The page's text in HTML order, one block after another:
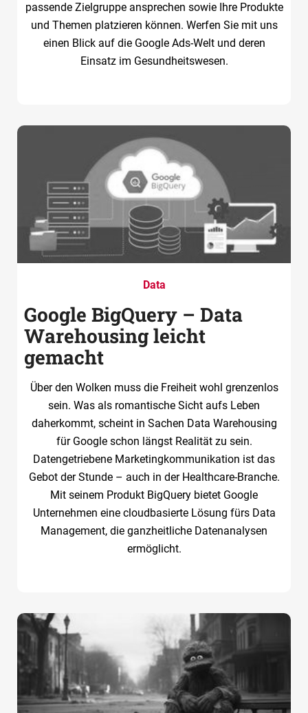
passende Zielgruppe ansprechen sowie Ihre Produkte
und Themen platzieren können. Werfen Sie mit uns
einen Blick auf die Google Ads-Welt und deren
Einsatz im Gesundheitswesen.
Data
Google BigQuery – Data
Warehousing leicht
gemacht
Über den Wolken muss die Freiheit wohl grenzenlos
sein. Was als romantische Sicht aufs Leben
daherkommt, scheint in Sachen Data Warehousing
für Google schon längst Realität zu sein.
Datengetriebene Marketingkommunikation ist das
Gebot der Stunde – auch in der Healthcare-Branche.
Mit seinem Produkt BigQuery bietet Google
Unternehmen eine cloudbasierte Lösung fürs Data
Management, die ganzheitliche Datenanalysen
ermöglicht.